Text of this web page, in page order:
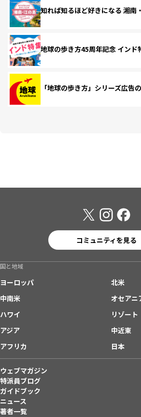
知れば知るほど好きになる 湘南
地球の歩き方45周年記念 インド
「地球の歩き方」シリーズ広告
コミュニティを見る
国と地域
ヨーロッパ
北米
中南米
オセアニ
ハワイ
リゾート
アジア
中近東
アフリカ
日本
ウェブマガジン
特派員ブログ
ガイドブック
ニュース
著者一覧